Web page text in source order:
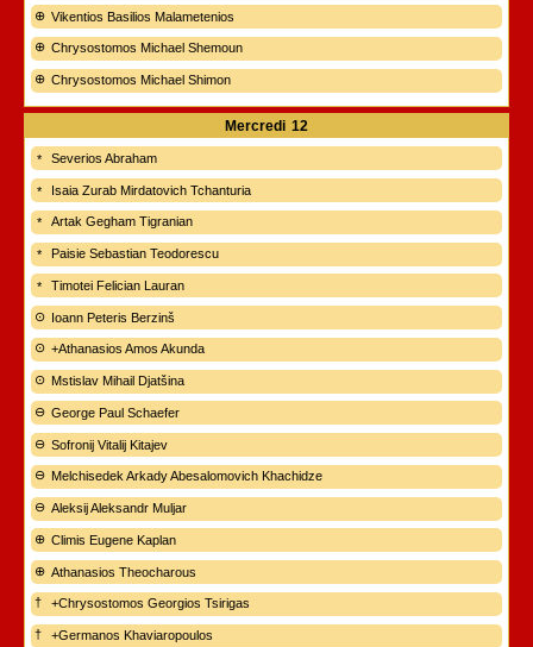
Vikentios Basilios Malametenios
Chrysostomos Michael Shemoun
Chrysostomos Michael Shimon
Mercredi 12
Severios Abraham
Isaia Zurab Mirdatovich Tchanturia
Artak Gegham Tigranian
Paisie Sebastian Teodorescu
Timotei Felician Lauran
Ioann Peteris Berzinš
+Athanasios Amos Akunda
Mstislav Mihail Djatšina
George Paul Schaefer
Sofronij Vitalij Kitajev
Melchisedek Arkady Abesalomovich Khachidze
Aleksij Aleksandr Muljar
Climis Eugene Kaplan
Athanasios Theocharous
+Chrysostomos Georgios Tsirigas
+Germanos Khaviaropoulos